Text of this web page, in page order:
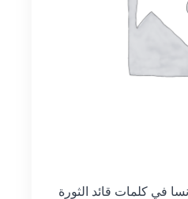
في كلمات قائد الثورة